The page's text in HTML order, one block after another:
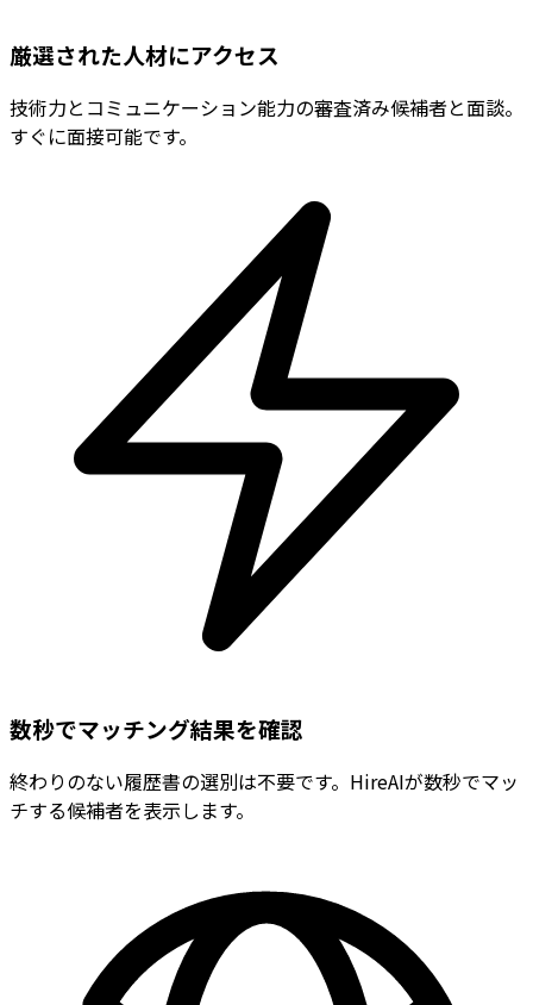
厳選された人材にアクセス
技術力とコミュニケーション能力の審査済み候補者と面談。
すぐに面接可能です。
数秒でマッチング結果を確認
終わりのない履歴書の選別は不要です。HireAIが数秒でマッ
チする候補者を表示します。